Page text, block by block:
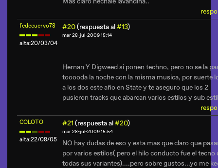
fedecuervo78
alta:20/03/04
#20(respuesta al#13)
mar 28-jul-2009 15:14
Hernan Y Digweed si ponen techno, pero no se la
tooooda la noche con la misma musica, por suerte
a los dos este año en State y te aseguro que los 2
pusieron tracks que abarcan varios estilos y sub
COLOTO
alta:22/08/05
#21 (respuesta al#20)
mar 28-jul-2009 15:54
NO hay dudas de eso y esta mas que claro que
por varios estilos( pero el hilo conducto fue el tecno
todas sus variantes)....pero sobre gustos...yo me